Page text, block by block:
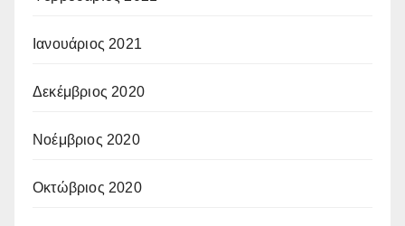
Ιανουάριος 2021
Δεκέμβριος 2020
Νοέμβριος 2020
Οκτώβριος 2020